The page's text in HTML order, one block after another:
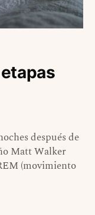
después de
Matt Walker
(movimiento